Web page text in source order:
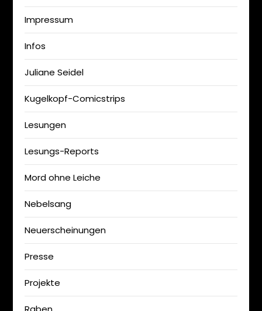
Impressum
Infos
Juliane Seidel
Kugelkopf-Comicstrips
Lesungen
Lesungs-Reports
Mord ohne Leiche
Nebelsang
Neuerscheinungen
Presse
Projekte